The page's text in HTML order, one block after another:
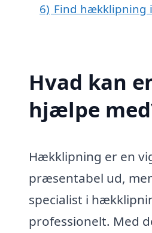
6) Find hækklipning
Hvad kan
hjælpe
Hækklipning er en
præsentabel ud,
specialist i
professionelt. Med